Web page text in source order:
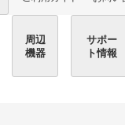
周辺
機器
サポー
ト情報